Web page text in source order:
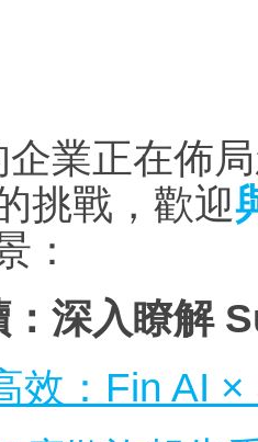
業正在佈
挑戰，歡迎
：
：深入瞭解
效：Fin AI